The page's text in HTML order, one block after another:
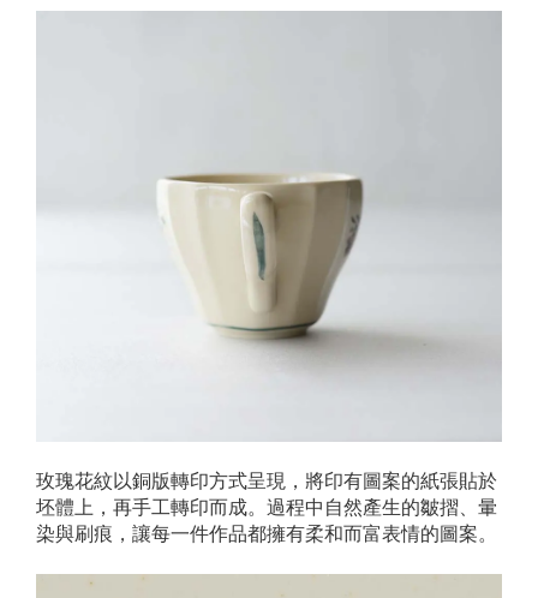
玫瑰花紋以銅版轉印方式呈現，將印有圖案的紙張貼於
坯體上，再手工轉印而成。過程中自然產生的皺摺、暈
染與刷痕，讓每一件作品都擁有柔和而富表情的圖案。